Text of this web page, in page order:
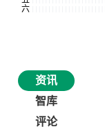
资讯
智库
评论